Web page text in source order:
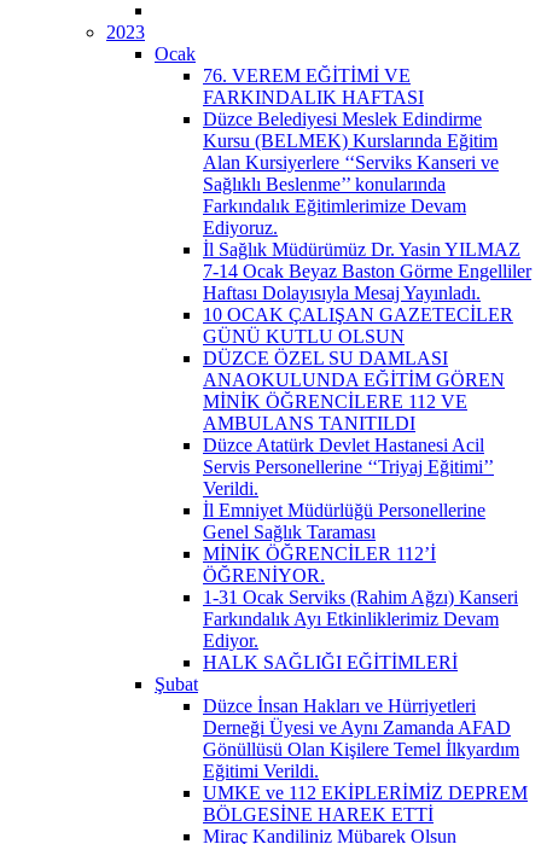
2023
Ocak
76. VEREM EĞİTİMİ VE
FARKINDALIK HAFTASI
Düzce Belediyesi Meslek Edindirme
Kursu (BELMEK) Kurslarında Eğitim
Alan Kursiyerlere ‘‘Serviks Kanseri ve
Sağlıklı Beslenme’’ konularında
Farkındalık Eğitimlerimize Devam
Ediyoruz.
İl Sağlık Müdürümüz Dr. Yasin YILMAZ
7-14 Ocak Beyaz Baston Görme Engelliler
Haftası Dolayısıyla Mesaj Yayınladı.
10 OCAK ÇALIŞAN GAZETECİLER
GÜNÜ KUTLU OLSUN
DÜZCE ÖZEL SU DAMLASI
ANAOKULUNDA EĞİTİM GÖREN
MİNİK ÖĞRENCİLERE 112 VE
AMBULANS TANITILDI
Düzce Atatürk Devlet Hastanesi Acil
Servis Personellerine ‘‘Triyaj Eğitimi’’
Verildi.
İl Emniyet Müdürlüğü Personellerine
Genel Sağlık Taraması
MİNİK ÖĞRENCİLER 112’İ
ÖĞRENİYOR.
1-31 Ocak Serviks (Rahim Ağzı) Kanseri
Farkındalık Ayı Etkinliklerimiz Devam
Ediyor.
HALK SAĞLIĞI EĞİTİMLERİ
Şubat
Düzce İnsan Hakları ve Hürriyetleri
Derneği Üyesi ve Aynı Zamanda AFAD
Gönüllüsü Olan Kişilere Temel İlkyardım
Eğitimi Verildi.
UMKE ve 112 EKİPLERİMİZ DEPREM
BÖLGESİNE HAREK ETTİ
Miraç Kandiliniz Mübarek Olsun